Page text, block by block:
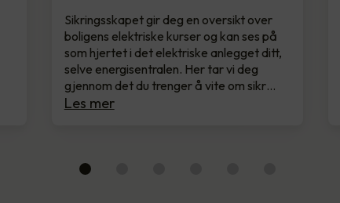
Sikringsskapet gir deg en oversikt over
boligens elektriske kurser og kan ses på
som hjertet i det elektriske anlegget ditt,
selve energisentralen. Her tar vi deg
gjennom det du trenger å vite om sikr…
Les mer